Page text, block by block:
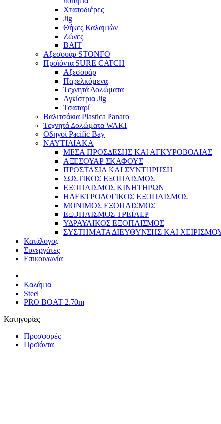
Χταποδιέρες
Jig
Θήκες Καλαμιών
Ζώνες
BAIT
Αξεσουάρ STONFO
Προϊόντα SURE CATCH
Αξεσουάρ
Παρελκόμενα
Τεχνητά Δολώματα
Αγκίστρια Jig
Τσαπαρί
Βαλιτσάκια Plastica Panaro
Τεχνητά Δολώματα WAKI
Οδηγοί Pacific Bay
ΝΑΥΤΙΛΙΑΚΑ
ΜΕΣΑ ΠΡΟΣΔΕΣΗΣ ΚΑΙ ΑΓΚΥΡΟΒΟΛΙΑΣ
ΑΞΕΣΟΥΑΡ ΣΚΑΦΟΥΣ
ΠΡΟΣΤΑΣΙΑ ΚΑΙ ΣΥΝΤΗΡΗΣΗ
ΣΩΣΤΙΚΟΣ ΕΞΟΠΛΙΣΜΟΣ
ΕΞΟΠΛΙΣΜΟΣ ΚΙΝΗΤΗΡΩΝ
ΗΛΕΚΤΡΟΛΟΓΙΚΟΣ ΕΞΟΠΛΙΣΜΟΣ
ΜΟΝΙΜΟΣ ΕΞΟΠΛΙΣΜΟΣ
ΕΞΟΠΛΙΣΜΟΣ ΤΡΕΪΛΕΡ
ΥΔΡΑΥΛΙΚΟΣ ΕΞΟΠΛΙΣΜΟΣ
ΣΥΣΤΗΜΑΤΑ ΔΙΕΥΘΥΝΣΗΣ ΚΑΙ
Κατάλογος
Συνεργάτες
Επικοινωνία
Καλάμια
Steel
PRO BOAT 2.70m
Κατηγορίες
Προσφορές
Προϊόντα